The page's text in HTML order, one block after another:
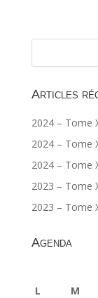
Articles
2024 – Tome
2024 – Tome
2024 – Tome
2023 – Tome
2023 – Tome
Agenda
L M